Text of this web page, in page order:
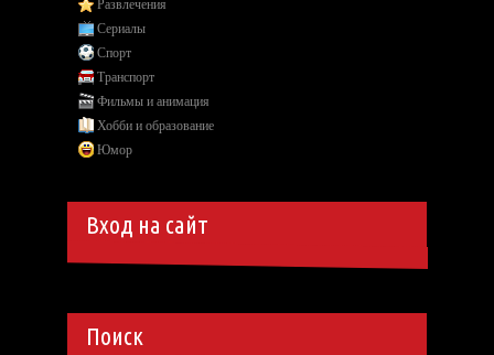
Развлечения
Сериалы
Спорт
Транспорт
Фильмы и анимация
Хобби и образование
Юмор
Вход на сайт
Поиск